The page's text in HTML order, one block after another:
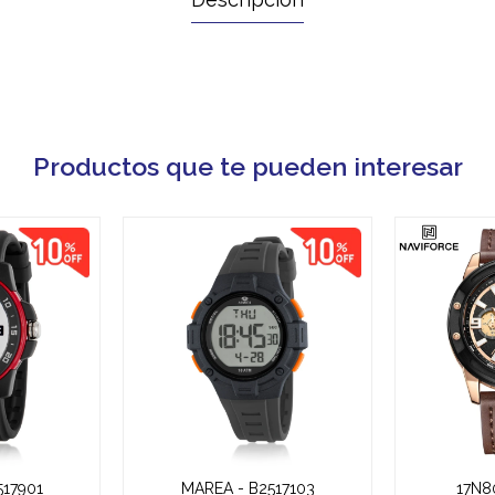
Productos que te pueden interesar
MAREA - B2517103